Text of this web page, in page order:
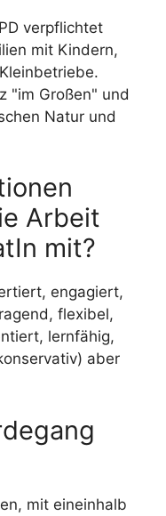
verpflichtet
mit Kindern,
"im Großen" und
Natur und
Arbeit
mit?
engagiert,
flexibel,
lernfähig,
aber
mit eineinhalb